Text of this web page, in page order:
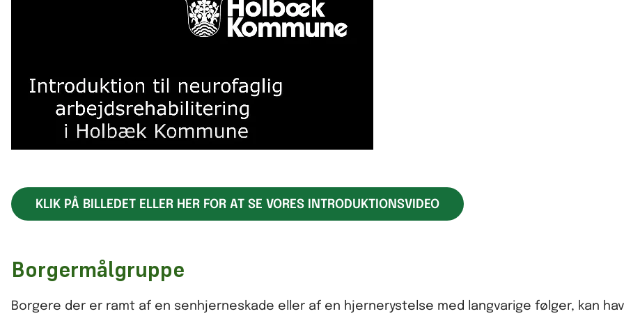
KLIK PÅ BILLEDET ELLER HER FOR AT SE VORES INTRODUKTIONSVIDEO
Borgermålgruppe
Borgere der er ramt af en senhjerneskade eller af en hjernerystelse med langvarige følger, kan